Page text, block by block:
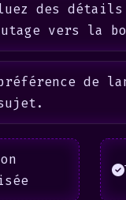
des
vers la
de